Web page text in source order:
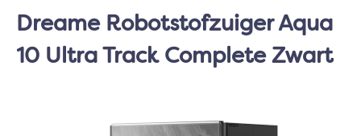
Dreame Robotstofzuiger Aqua
10 Ultra Track Complete Zwart